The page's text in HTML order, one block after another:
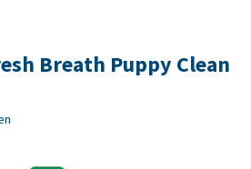
Breath Puppy Clean